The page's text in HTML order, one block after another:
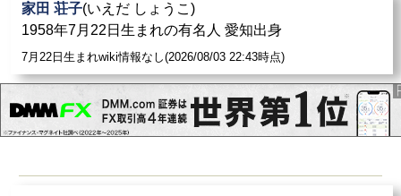
家田 荘子(いえだ しょうこ)
1958年7月22日生まれの有名人 愛知出身
7月22日生まれwiki情報なし(2026/08/03 22:43時点)